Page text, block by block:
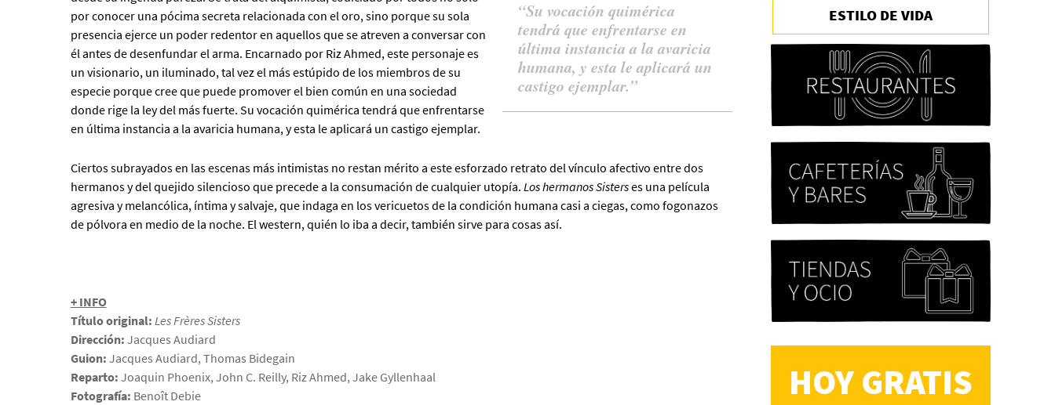
Su vocación quimérica
tendrá que enfrentarse en
última instancia a la avaricia
humana, y esta le aplicará un
castigo ejemplar.
por conocer una pócima secreta relacionada con el oro, sino porque su sola
presencia ejerce un poder redentor en aquellos que se atreven a conversar con
él antes de desenfundar el arma. Encarnado por Riz Ahmed, este personaje es
un visionario, un iluminado, tal vez el más estúpido de los miembros de su
especie porque cree que puede promover el bien común en una sociedad
donde rige la ley del más fuerte. Su vocación quimérica tendrá que enfrentarse
en última instancia a la avaricia humana, y esta le aplicará un castigo ejemplar.
Ciertos subrayados en las escenas más intimistas no restan mérito a este esforzado retrato del vínculo afectivo entre dos
hermanos y del quejido silencioso que precede a la consumación de cualquier utopía. Los hermanos Sisterses una película
agresiva y melancólica, íntima y salvaje, que indaga en los vericuetos de la condición humana casi a ciegas, como fogonazos
de pólvora en medio de la noche. El western, quién lo iba a decir, también sirve para cosas así.
+ INFO
Título original: Les Frères Sisters
Dirección: Jacques Audiard
Guion: Jacques Audiard, Thomas Bidegain
Reparto: Joaquin Phoenix, John C. Reilly, Riz Ahmed, Jake Gyllenhaal
Fotografía: Benoît Debie
Chicas tristes de Fernanda
Tovar
Paloma Pulisci
Eva Valero Juan: "Una
mirada que construía un
universo donde lo único
importante eran los amigos
y la literatura"
Martín Carrasco
ESTILO DE VIDA
HOY GRATIS